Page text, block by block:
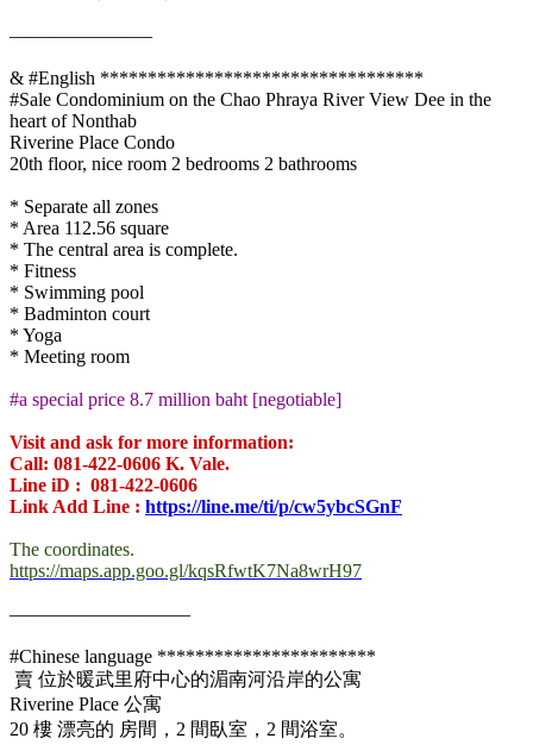
———————–
& #English **********************************
#Sale Condominium on the Chao Phraya River View Dee in the
heart of Nonthab
Riverine Place Condo
20th floor, nice room 2 bedrooms 2 bathrooms
* Separate all zones
* Area 112.56 square
* The central area is complete.
* Fitness
* Swimming pool
* Badminton court
* Yoga
* Meeting room
#a special price 8.7 million baht [negotiable]
Visit and ask for more information:
Call: 081-422-0606 K. Vale.
Line iD : 081-422-0606
Link Add Line : https://line.me/ti/p/cw5ybcSGnF
The coordinates.
https://maps.app.goo.gl/kqsRfwtK7Na8wrH97
—————————–
#Chinese language ***********************
賣 位於暖武里府中心的湄南河沿岸的公寓
Riverine Place 公寓
20 樓 漂亮的 房間，2 間臥室，2 間浴室。